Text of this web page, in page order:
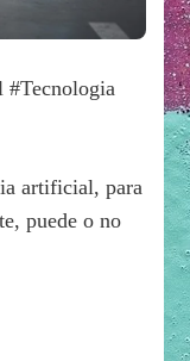
#Tecnologia
artificial, para
puede o no